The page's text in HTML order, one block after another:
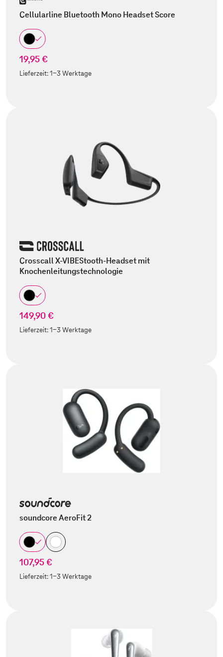
Cellularline Bluetooth Mono Headset Score
19,95 €
Lieferzeit:1-3 Werktage
Crosscall X-VIBEStooth-Headset mit
Knochenleitungstechnologie
149,90 €
Lieferzeit:1-3 Werktage
soundcore AeroFit 2
107,95 €
Lieferzeit:1-3 Werktage